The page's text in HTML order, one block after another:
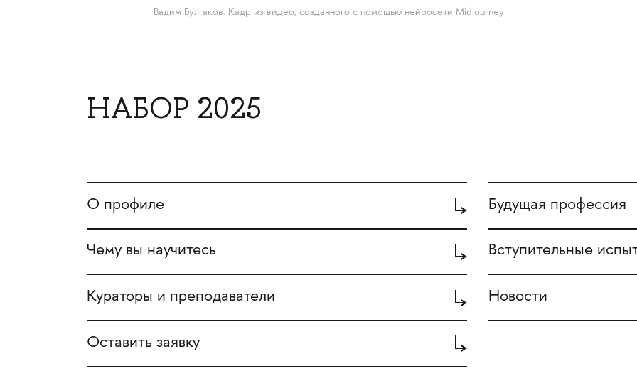
Вадим Булгаков. Кадр из видео, созданного с помощью нейросети Midjourney
НАБОР 2025
О профиле Будущая профессия
Чему вы научитесь Вступительные
Кураторы и преподаватели Новости
Оставить заявку